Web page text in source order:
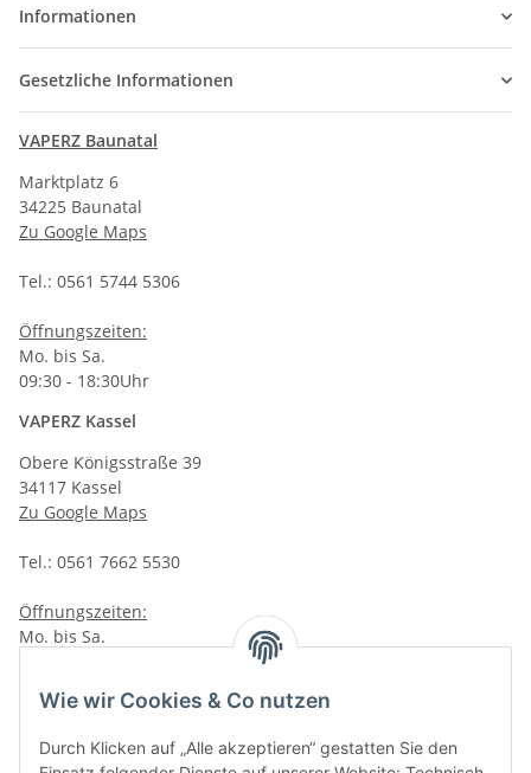
Wie wir Cookies & Co nutzen
Durch Klicken auf „Alle akzeptieren“ gestatten Sie den
Informationen
Gesetzliche Informationen
VAPERZ Baunatal
Marktplatz 6
34225 Baunatal
Zu Google Maps
Tel.: 0561 5744 5306
Öffnungszeiten:
Mo. bis Sa.
09:30 - 18:30Uhr
VAPERZ Kassel
Obere Königsstraße 39
34117 Kassel
Zu Google Maps
Tel.: 0561 7662 5530
Öffnungszeiten:
Mo. bis Sa.
VAPERZ Vellmar
Lange Wender 7
34246 Vellmar